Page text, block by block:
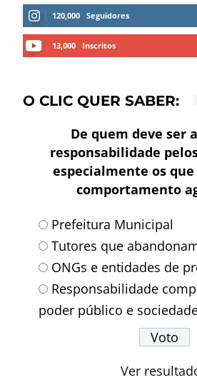
120,000 Seguidores
13,000 Inscritos
O CLIC QUER SABER:
De quem deve ser
responsabilidade
especialmente os
comportamento
Prefeitura Municipal
Tutores que
ONGs e entidades de
Responsabilidade
poder público e
Ver